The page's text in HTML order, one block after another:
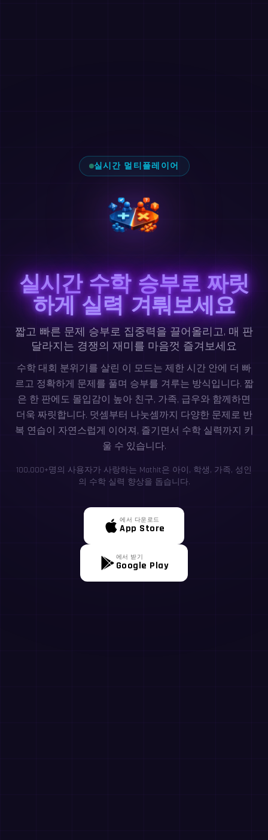
실시간 멀티플레이어
실시간 수학 승부로 짜릿
하게 실력 겨뤄보세요
짧고 빠른 문제 승부로 집중력을 끌어올리고, 매 판
달라지는 경쟁의 재미를 마음껏 즐겨보세요
수학 대회 분위기를 살린 이 모드는 제한 시간 안에 더 빠
르고 정확하게 문제를 풀며 승부를 겨루는 방식입니다. 짧
은 한 판에도 몰입감이 높아 친구, 가족, 급우와 함께하면
더욱 짜릿합니다. 덧셈부터 나눗셈까지 다양한 문제로 반
복 연습이 자연스럽게 이어져, 즐기면서 수학 실력까지 키
울 수 있습니다.
100,000+명의 사용자가 사랑하는 MathIt은 아이, 학생, 가족, 성인
의 수학 실력 향상을 돕습니다.
에서 다운로드
App Store
에서 받기
Google Play